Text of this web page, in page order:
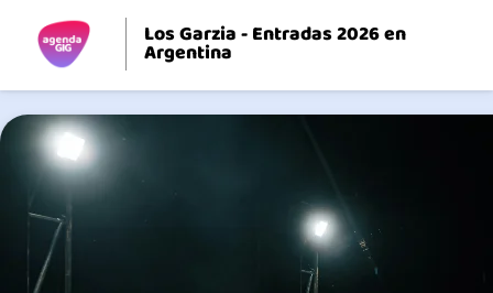
Los Garzia - Entradas 2026 en
Argentina